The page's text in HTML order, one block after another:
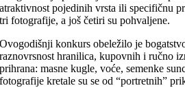
atraktivnost pojedinih vrsta ili specifičnu
tri fotografije, a još četiri su pohvaljene.
Ovogodišnji konkurs obeležilo je
raznovrsnost hranilica, kupovnih i ručno
prihrana: masne kugle, voće, semenke
fotografije kretale su se od “portretnih”